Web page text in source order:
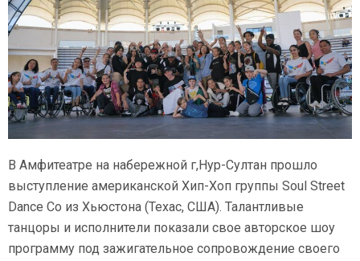
В Амфитеатре на набережной г,Нур-Султан прошло
выступление американской Хип-Хоп группы Soul Street
Dance Co из Хьюстона (Техас, США). Талантливые
танцоры и исполнители показали свое авторское шоу
программу под зажигательное сопровождение своего